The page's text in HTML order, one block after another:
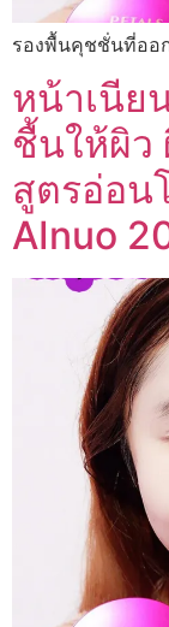
รองพื้นคุชชั่นที่ออ
หน้าเนีย
ชื้นให้ผิว
สูตรอ่อน
AInuo